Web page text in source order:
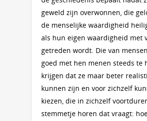
geweld zijn overwonnen, die
de menselijke waardigheid
als hun eigen waardigheid met
getreden wordt. Die van
goed met hen menen steeds te
krijgen dat ze maar beter
kunnen zijn en voor zichzelf
kiezen, die in zichzelf
stemmetje horen dat vraagt: